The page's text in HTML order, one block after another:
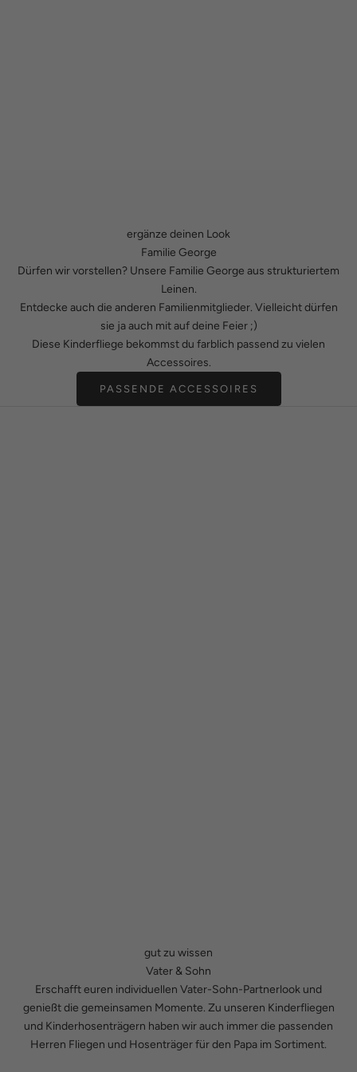
ergänze deinen Look
Familie George
Dürfen wir vorstellen? Unsere Familie George aus strukturiertem
Leinen.
Entdecke auch die anderen Familienmitglieder. Vielleicht dürfen
sie ja auch mit auf deine Feier ;)
Diese Kinderfliege bekommst du farblich passend zu vielen
Accessoires.
PASSENDE ACCESSOIRES
gut zu wissen
Vater & Sohn
Erschafft euren individuellen Vater-Sohn-Partnerlook und
genießt die gemeinsamen Momente. Zu unseren Kinderfliegen
und Kinderhosenträgern haben wir auch immer die passenden
Herren Fliegen und Hosenträgerfür den Papa im Sortiment.